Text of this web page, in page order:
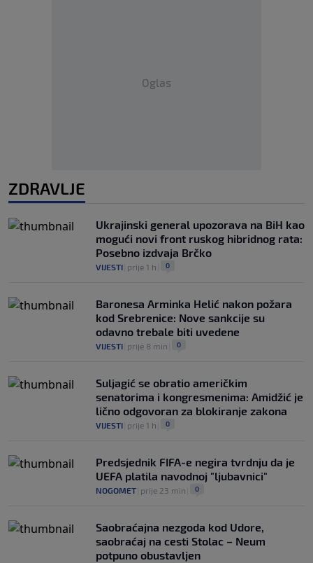
Oglas
ZDRAVLJE
Ukrajinski general upozorava na BiH kao
mogući novi front ruskog hibridnog rata:
Posebno izdvaja Brčko
VIJESTI prije 1 h 0
Baronesa Arminka Helić nakon požara
kod Srebrenice: Nove sankcije su
odavno trebale biti uvedene
VIJESTI prije 8 min 0
Suljagić se obratio američkim
senatorima i kongresmenima: Amidžić je
lično odgovoran za blokiranje zakona
VIJESTI prije 1 h 0
Predsjednik FIFA-e negira tvrdnju da je
UEFA platila navodnoj "ljubavnici"
NOGOMET prije 23 min 0
Saobraćajna nezgoda kod Udore,
saobraćaj na cesti Stolac – Neum
potpuno obustavljen